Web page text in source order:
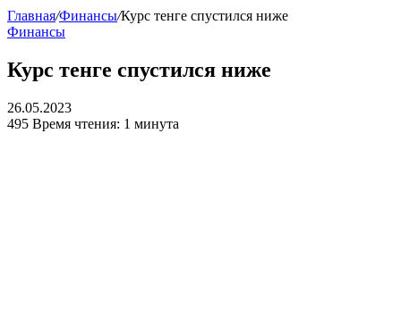
Главная/Финансы/Курс тенге спустился ниже
Финансы
Курс тенге спустился ниже
26.05.2023
495 Время чтения: 1 минута